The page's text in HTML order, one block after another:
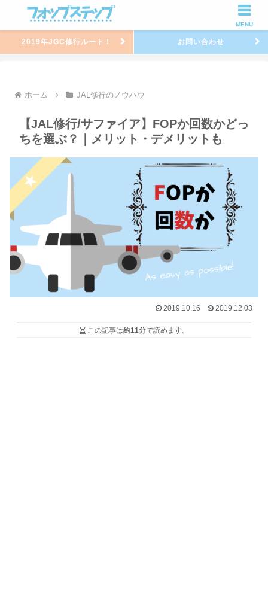
MENU
2019年JGC修行ルート！ お問い合わせ
ホーム JAL修行のノウハウ
【JAL修行/サファイア】FOPか回数かどっ
ちを選ぶ？｜メリット・デメリットも
2019.10.16 2019.12.03
この記事は約11分で読めます。